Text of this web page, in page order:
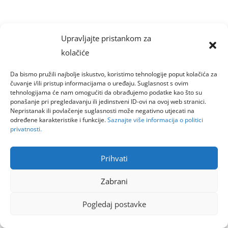
Upravljajte pristankom za
kolačiće
Da bismo pružili najbolje iskustvo, koristimo tehnologije poput kolačića za
čuvanje i/ili pristup informacijama o uređaju. Suglasnost s ovim
tehnologijama će nam omogućiti da obrađujemo podatke kao što su
ponašanje pri pregledavanju ili jedinstveni ID-ovi na ovoj web stranici.
Nepristanak ili povlačenje suglasnosti može negativno utjecati na
određene karakteristike i funkcije.Saznajte više informacija o politici
privatnosti.
Prihvati
Zabrani
Pogledaj postavke